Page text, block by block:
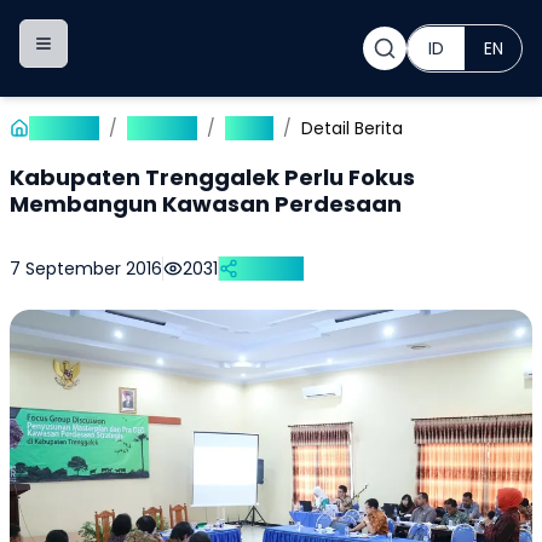
Toggle navigation menu ID EN
/ / / Detail Berita
Kabupaten Trenggalek Perlu Fokus
Membangun Kawasan Perdesaan
7 September 2016 2031